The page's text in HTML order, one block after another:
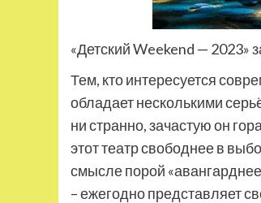
«Детский Weekend —
Тем, кто интересуется
обладает несколькими
ни странно,зачастую он
этот театр свободнее в
смысле порой
– ежегодно представляет